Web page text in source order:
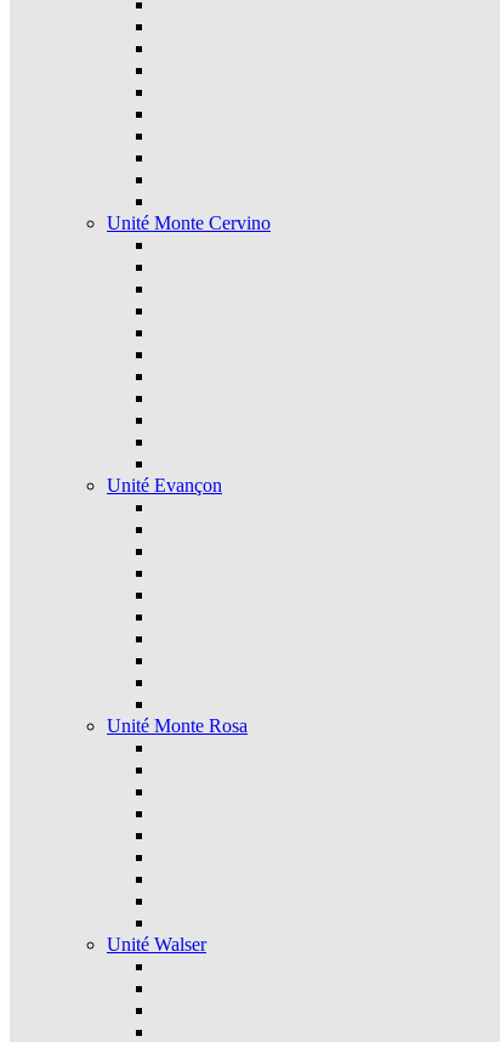
Unité Monte Cervino
Unité Evançon
Unité Monte Rosa
Unité Walser